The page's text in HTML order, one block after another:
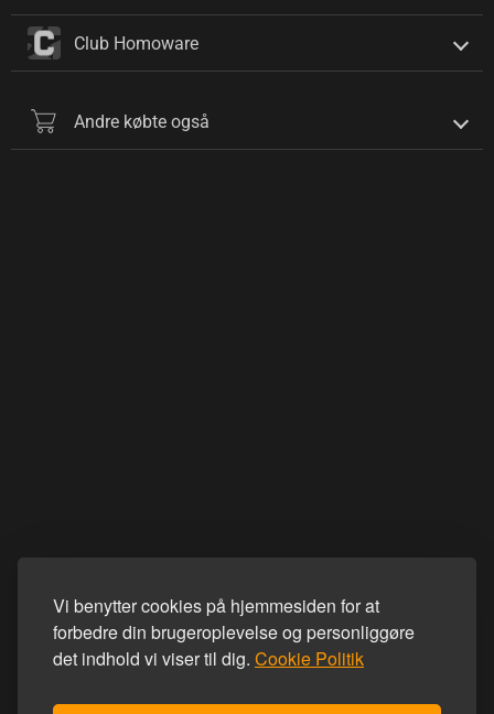
Vi benytter cookies på hjemmesiden for at
forbedre din brugeroplevelse og personliggøre
det indhold vi viser til dig. Cookie Politik
Club Homoware
Andre købte også